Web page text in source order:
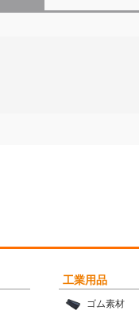
工業用品
ゴム素材